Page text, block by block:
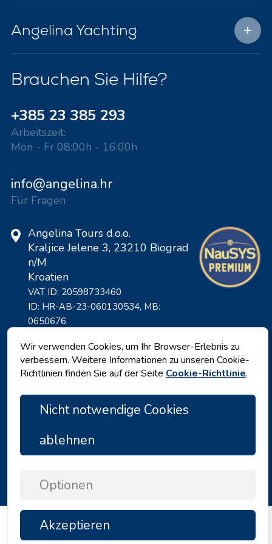
Angelina Yachting
Brauchen Sie Hilfe?
+385 23 385 293
Arbeitszeit:
Mon - Fr 08:00h - 16:00h
info@angelina.hr
Für Fragen
Angelina Tours d.o.o.
Kraljice Jelene 3, 23210 Biograd
n/M
Kroatien
VAT ID: 20598733460
ID: HR-AB-23-060130534, MB:
0650676
Copyright © 2026 by Angelina Tours d.o.o.
Wir verwenden Cookies, um Ihr Browser-Erlebnis zu
verbessern. Weitere Informationen zu unseren Cookie-
Richtlinien finden Sie auf der Seite Cookie-Richtlinie.
Nicht notwendige Cookies
ablehnen
Optionen
Akzeptieren